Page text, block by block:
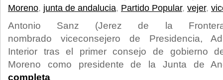
Moreno, junta de andalucia, Partido Popular, vejer,
Antonio Sanz (Jerez de la
nombrado viceconsejero de Presidencia,
Interior tras el primer consejo de gobierno
Moreno como presidente de la Junta de
completa